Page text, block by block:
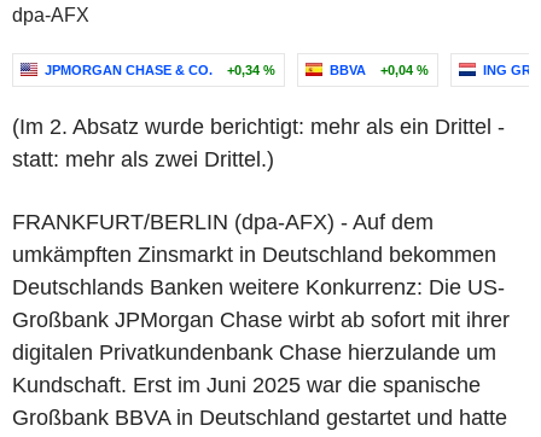
dpa-AFX
JPMORGAN CHASE & CO. +0,34 % BBVA +0,04 % ING
(Im 2. Absatz wurde berichtigt: mehr als ein Drittel -
statt: mehr als zwei Drittel.)
FRANKFURT/BERLIN (dpa-AFX) - Auf dem
umkämpften Zinsmarkt in Deutschland bekommen
Deutschlands Banken weitere Konkurrenz: Die US-
Großbank JPMorgan Chase wirbt ab sofort mit ihrer
digitalen Privatkundenbank Chase hierzulande um
Kundschaft. Erst im Juni 2025 war die spanische
Großbank BBVA in Deutschland gestartet und hatte